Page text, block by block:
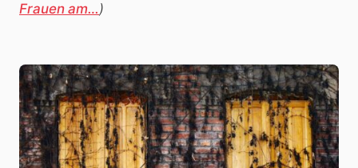
Frauen am…)